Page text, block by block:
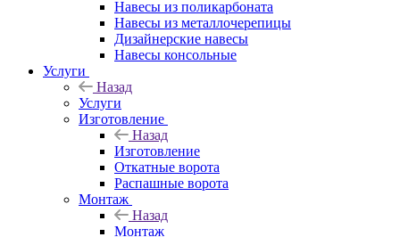
Навесы из поликарбоната
Навесы из металлочерепицы
Дизайнерские навесы
Навесы консольные
Услуги
Назад
Услуги
Изготовление
Назад
Изготовление
Откатные ворота
Распашные ворота
Монтаж
Назад
Монтаж